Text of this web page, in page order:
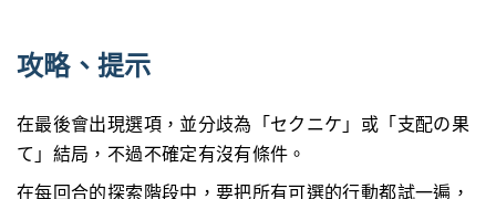
攻略、提示
在最後會出現選項，並分歧為「セクニケ」或「支配の果
て」結局，不過不確定有沒有條件。
在每回合的探索階段中，要把所有可選的行動都試一遍，